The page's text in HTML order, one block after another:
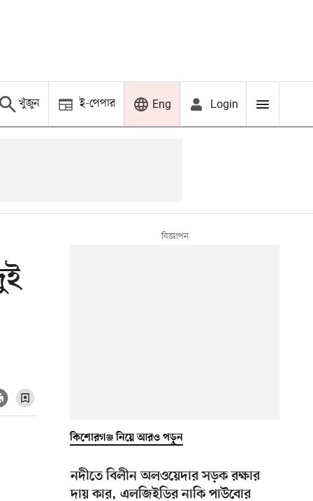
খুঁজুন ই-পেপার Eng Login
কিশোরগঞ্জ নিয়ে আরও পড়ুন
নদীতে বিলীন অলওয়েদার সড়ক রক্ষার
দায় কার, এলজিইডির নাকি পাউবোর